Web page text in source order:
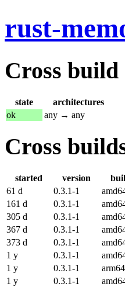
rust-
Cross
state
architectures
ok
any → any
Cross
started version
61 d
0.3.1-1
161 d
0.3.1-1
305 d
0.3.1-1
367 d
0.3.1-1
373 d
0.3.1-1
1 y
0.3.1-1
1 y
0.3.1-1 arm64
1 y
0.3.1-1